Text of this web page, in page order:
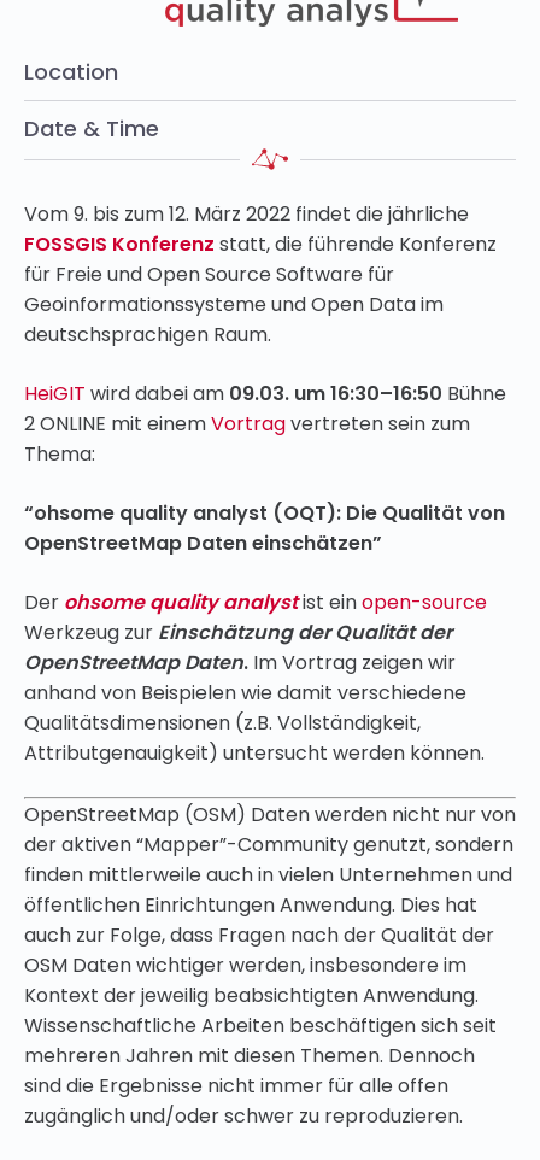
Location
Date & Time
Vom9. bis zum 12. März 2022 findet die jährliche
FOSSGIS Konferenz statt, die führende Konferenz
für Freie und Open Source Software für
Geoinformationssysteme und Open Data im
deutschsprachigen Raum.
HeiGIT wird dabei am 09.03. um 16:30–16:50 Bühne
2 ONLINE mit einemVortragvertreten sein zum
Thema:
“ohsome quality analyst (OQT): Die Qualität von
OpenStreetMap Daten einschätzen”
Der ohsome quality analystist einopen-source
Werkzeug zur Einschätzung der Qualität der
OpenStreetMap Daten. Im Vortrag zeigen wir
anhand von Beispielen wie damit verschiedene
Qualitätsdimensionen (z.B. Vollständigkeit,
Attributgenauigkeit) untersucht werden können.
OpenStreetMap (OSM) Daten werden nicht nur von
der aktiven “Mapper”-Community genutzt, sondern
finden mittlerweile auch in vielen Unternehmen und
öffentlichen Einrichtungen Anwendung. Dies hat
auch zur Folge, dass Fragen nach der Qualität der
OSM Daten wichtiger werden, insbesondere im
Kontext der jeweilig beabsichtigten Anwendung.
Wissenschaftliche Arbeiten beschäftigen sich seit
mehreren Jahren mit diesen Themen. Dennoch
sind die Ergebnisse nicht immer für alle offen
zugänglich und/oder schwer zu reproduzieren.